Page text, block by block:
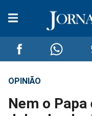
Compartilhar
no
no
OPINIÃO
Nem o